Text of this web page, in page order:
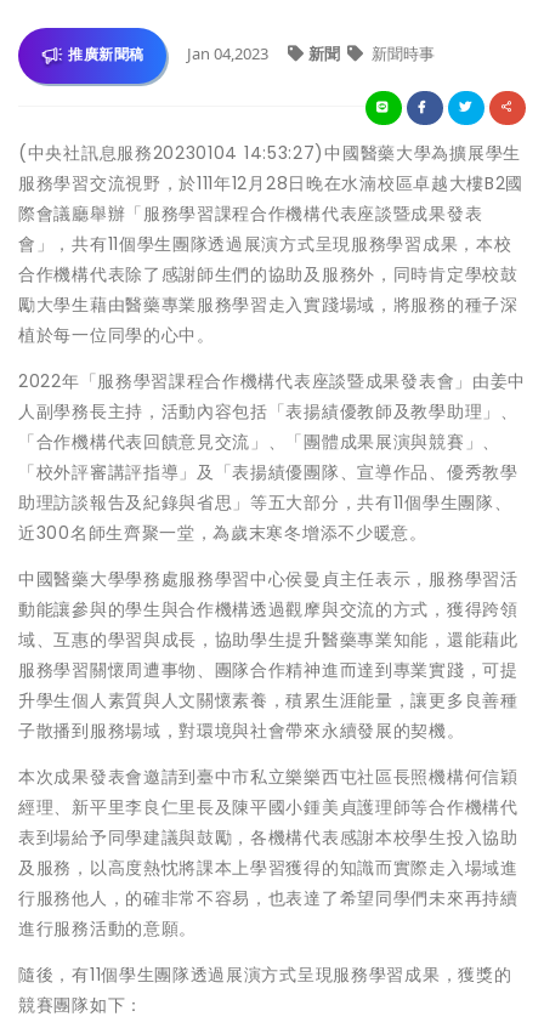
推廣新聞稿 Jan 04,2023 新聞 新聞時事
(中央社訊息服務20230104 14:53:27)中國醫藥大學為擴展學生
服務學習交流視野，於111年12月28日晚在水湳校區卓越大樓B2國
際會議廳舉辦「服務學習課程合作機構代表座談暨成果發表
會」，共有11個學生團隊透過展演方式呈現服務學習成果，本校
合作機構代表除了感謝師生們的協助及服務外，同時肯定學校鼓
勵大學生藉由醫藥專業服務學習走入實踐場域，將服務的種子深
植於每一位同學的心中。
2022年「服務學習課程合作機構代表座談暨成果發表會」由姜中
人副學務長主持，活動內容包括「表揚績優教師及教學助理」、
「合作機構代表回饋意見交流」、「團體成果展演與競賽」、
「校外評審講評指導」及「表揚績優團隊、宣導作品、優秀教學
助理訪談報告及紀錄與省思」等五大部分，共有11個學生團隊、
近300名師生齊聚一堂，為歲末寒冬增添不少暖意。
中國醫藥大學學務處服務學習中心侯曼貞主任表示，服務學習活
動能讓參與的學生與合作機構透過觀摩與交流的方式，獲得跨領
域、互惠的學習與成長，協助學生提升醫藥專業知能，還能藉此
服務學習關懷周遭事物、團隊合作精神進而達到專業實踐，可提
升學生個人素質與人文關懷素養，積累生涯能量，讓更多良善種
子散播到服務場域，對環境與社會帶來永續發展的契機。
本次成果發表會邀請到臺中市私立樂樂西屯社區長照機構何信穎
經理、新平里李良仁里長及陳平國小鍾美貞護理師等合作機構代
表到場給予同學建議與鼓勵，各機構代表感謝本校學生投入協助
及服務，以高度熱忱將課本上學習獲得的知識而實際走入場域進
行服務他人，的確非常不容易，也表達了希望同學們未來再持續
進行服務活動的意願。
隨後，有11個學生團隊透過展演方式呈現服務學習成果，獲獎的
競賽團隊如下：